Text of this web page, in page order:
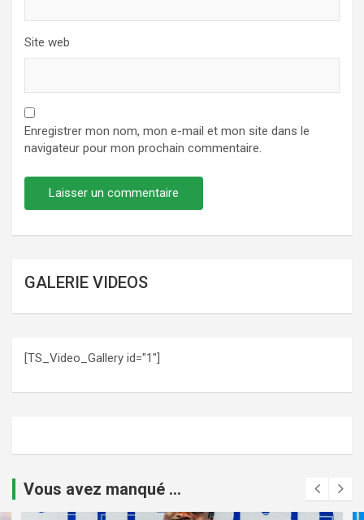
Site web
Enregistrer mon nom, mon e-mail et mon site dans le
navigateur pour mon prochain commentaire.
GALERIE VIDEOS
[TS_Video_Gallery id="1"]
Vous avez manqué ...